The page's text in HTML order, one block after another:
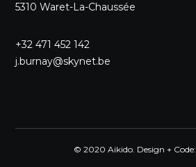
5310 Waret-La-Chaussée
+32 471 452 142
j.burnay@skynet.be
© 2020 Aikido. Design + Code: